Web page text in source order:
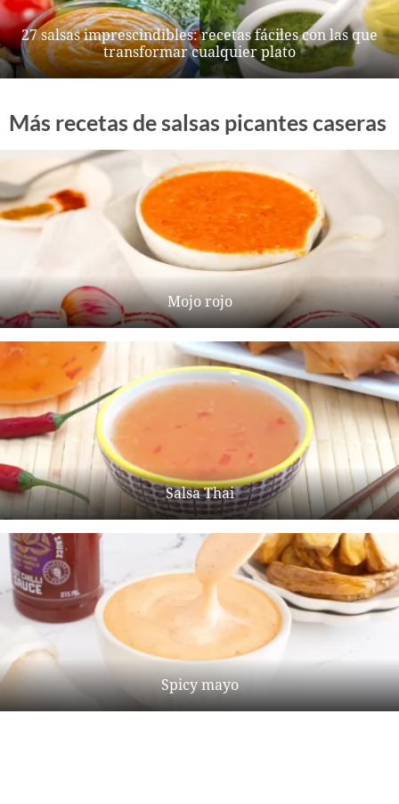
27 salsas imprescindibles: recetas fáciles con las que
transformar cualquier plato
Más recetas de salsas picantes caseras
Mojo rojo
Salsa Thai
Spicy mayo